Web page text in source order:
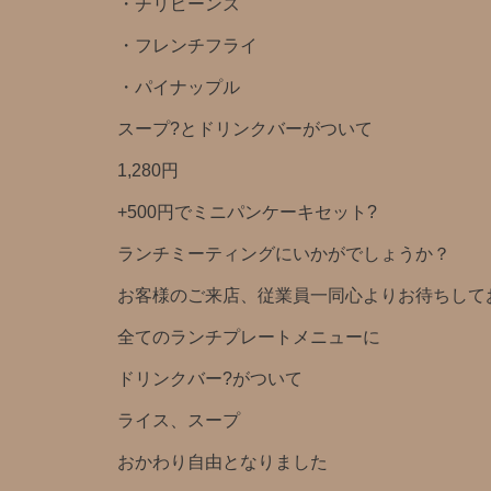
・フレンチフライ
・パイナップル
スープ?とドリンクバー️がついて
1,280円️
+500円でミニパンケーキセット?
ランチミーティングにいかがでしょうか？
お客様のご来店、従業員一同心よりお待ちして
全てのランチプレートメニューに
ドリンクバー?がついて
ライス、スープ
おかわり自由となりました